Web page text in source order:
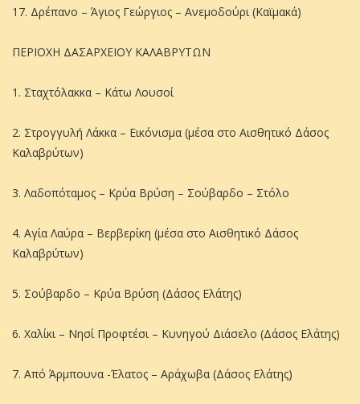
17. Δρέπανο – Άγιος Γεώργιος – Ανεμοδούρι (Καϊμακά)
ΠΕΡΙΟΧΗ ΔΑΣΑΡΧΕΙΟΥ ΚΑΛΑΒΡΥΤΩΝ
1. Σταχτόλακκα – Κάτω Λουσοί
2. Στρογγυλή Λάκκα – Εικόνισμα (μέσα στο Αισθητικό Δάσος
Καλαβρύτων)
3. Λαδοπόταμος – Κρύα Βρύση – Σούβαρδο – Στόλο
4. Αγία Λαύρα – Βερβερίκη (μέσα στο Αισθητικό Δάσος
Καλαβρύτων)
5. Σούβαρδο – Κρύα Βρύση (Δάσος Ελάτης)
6. Χαλίκι – Νησί Προφτέσι – Κυνηγού Διάσελο (Δάσος Ελάτης)
7. Από Άρμπουνα -Έλατος – Αράχωβα (Δάσος Ελάτης)